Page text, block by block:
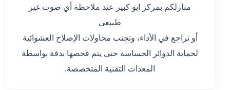
منازلكم بمركز ابو كبير عند ملاحظة أي صوت غير
طبيعي
أو تراجع في الأداء، وتجنب محاولات الإصلاح العشوائية
لحماية الدوائر الحساسة حتى يتم فحصها بدقة بواسطة
المعدات التقنية المتخصصة.